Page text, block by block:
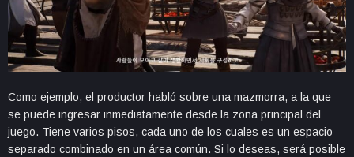
Como ejemplo, el productor habló sobre una mazmorra, a la que
se puede ingresar inmediatamente desde la zona principal del
juego. Tiene varios pisos, cada uno de los cuales es un espacio
separado combinado en un área común. Si lo deseas, será posible